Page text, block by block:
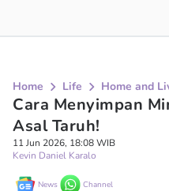
Home Life Home and
Cara Menyimpan
Asal Taruh!
11 Jun 2026, 18:08 WIB
Kevin Daniel Karalo
News Channel